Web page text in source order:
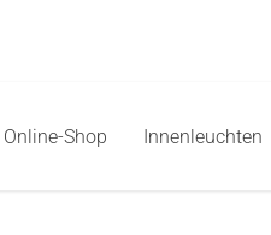
Online-Shop Innenleuchten